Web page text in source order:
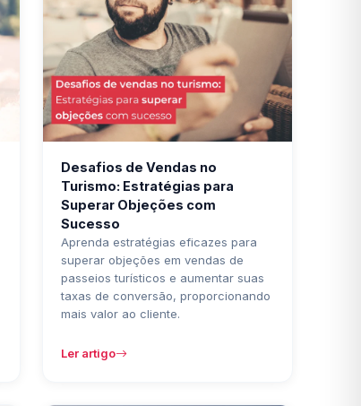
Desafios de Vendas no
Turismo: Estratégias para
Superar Objeções com
Sucesso
Aprenda estratégias eficazes para
superar objeções em vendas de
passeios turísticos e aumentar suas
taxas de conversão, proporcionando
mais valor ao cliente.
Ler artigo